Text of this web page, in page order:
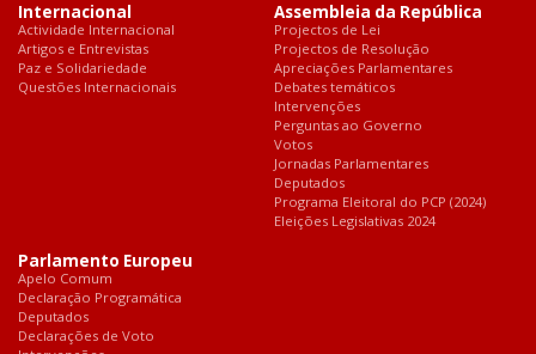
Internacional
Actividade Internacional
Artigos e Entrevistas
Paz e Solidariedade
Questões Internacionais
Assembleia da República
Projectos de Lei
Projectos de Resolução
Apreciações Parlamentares
Debates temáticos
Intervenções
Perguntas ao Governo
Votos
Jornadas Parlamentares
Deputados
Programa Eleitoral do PCP (2024)
Eleições Legislativas 2024
Parlamento Europeu
Apelo Comum
Declaração Programática
Deputados
Declarações de Voto